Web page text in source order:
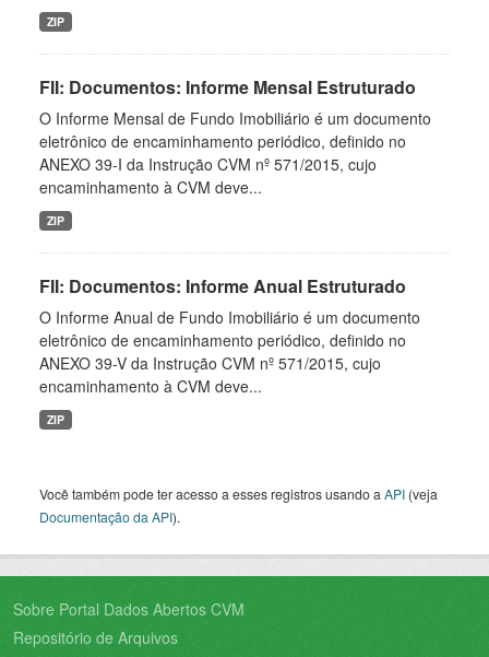
ZIP
FII: Documentos: Informe Mensal Estruturado
O Informe Mensal de Fundo Imobiliário é um documento
eletrônico de encaminhamento periódico, definido no
ANEXO 39-I da Instrução CVM nº 571/2015, cujo
encaminhamento à CVM deve...
ZIP
FII: Documentos: Informe Anual Estruturado
O Informe Anual de Fundo Imobiliário é um documento
eletrônico de encaminhamento periódico, definido no
ANEXO 39-V da Instrução CVM nº 571/2015, cujo
encaminhamento à CVM deve...
ZIP
Você também pode ter acesso a esses registros usando a API (veja
Documentação da API).
Sobre Portal Dados Abertos CVM
Repositório de Arquivos